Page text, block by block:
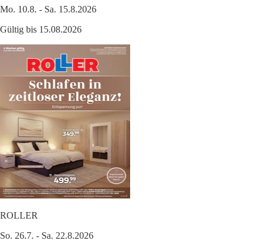
Mo. 10.8. - Sa. 15.8.2026
Gültig bis 15.08.2026
ROLLER
So. 26.7. - Sa. 22.8.2026